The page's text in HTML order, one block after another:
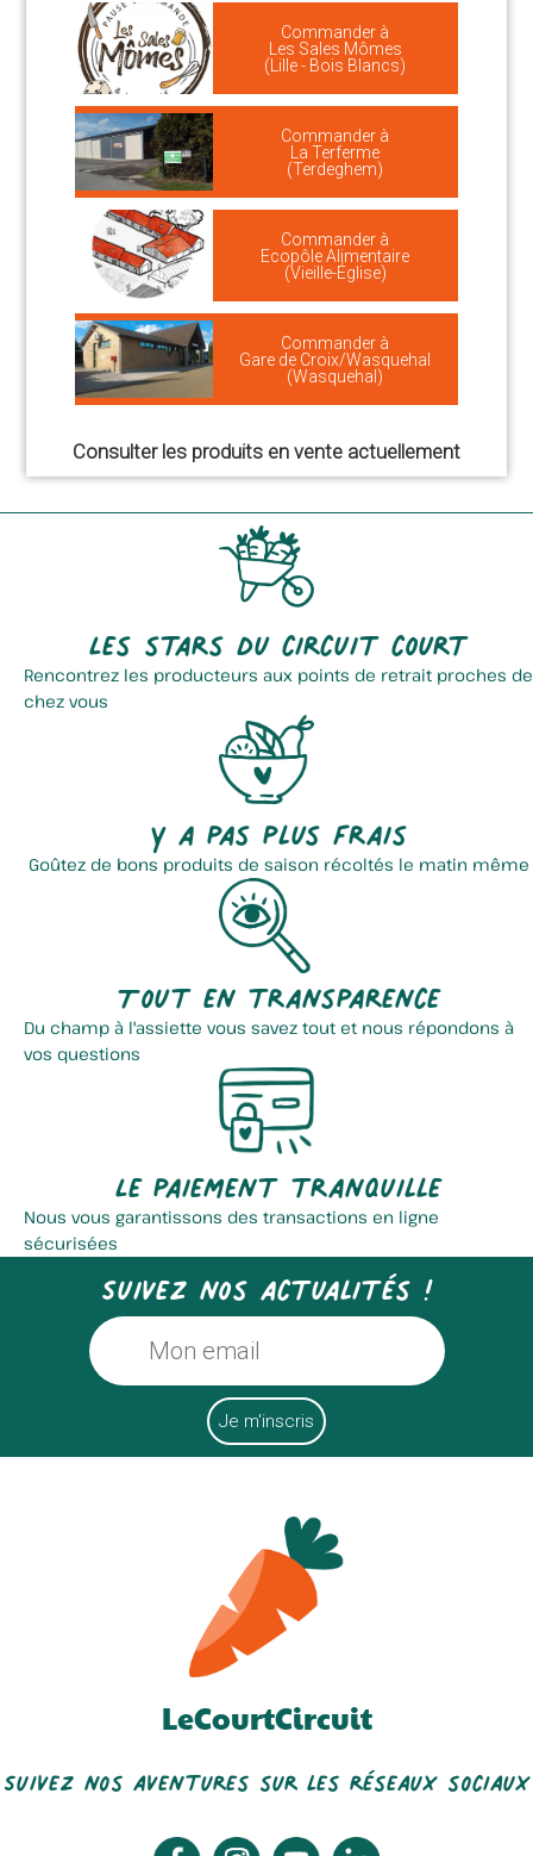
Commander à
Les Sales Mômes
(Lille - Bois Blancs)
Commander à
La Terferme
(Terdeghem)
Commander à
Ecopôle Alimentaire
(Vieille-Église)
Commander à
Gare de Croix/Wasquehal
(Wasquehal)
Consulter les produits en vente actuellement
Les stars du circuit court
Rencontrez les producteurs aux points de retrait proches de
chez vous
Y a pas plus frais
Goûtez de bons produits de saison récoltés le matin même
Tout en transparence
Du champ à l'assiette vous savez tout et nous répondons à
vos questions
Le paiement tranquille
Nous vous garantissons des transactions en ligne
sécurisées
Suivez nos actualités !
LeCourtCircuit
Suivez nos aventures sur les réseaux sociaux